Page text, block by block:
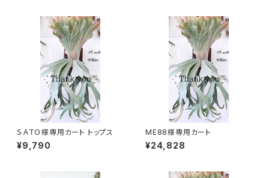
ＳＡＴＯ様専用カート トップス
¥9,790
ME88様専用カート
¥24,828